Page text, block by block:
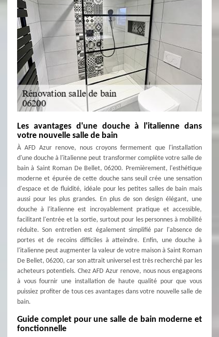
Les avantages d'une douche à l'italienne dans
votre nouvelle salle de bain
À AFD Azur renove, nous croyons fermement que l'installation
d'une douche à l'italienne peut transformer complète votre salle de
bain à Saint Roman De Bellet, 06200. Premièrement, l'esthétique
moderne et épurée de cette douche sans seuil crée une sensation
d'espace et de fluidité, idéale pour les petites salles de bain mais
aussi pour les plus grandes. En plus de son design élégant, une
douche à l'italienne est incroyablement pratique et accessible,
facilitant l'entrée et la sortie, surtout pour les personnes à mobilité
réduite. Son entretien est également simplifié par l'absence de
portes et de recoins difficiles à atteindre. Enfin, une douche à
l'italienne peut augmenter la valeur de votre maison à Saint Roman
De Bellet, 06200, car son attrait universel est très recherché par les
acheteurs potentiels. Chez AFD Azur renove, nous nous engageons
à vous fournir une installation de haute qualité pour que vous
puissiez profiter de tous ces avantages dans votre nouvelle salle de
bain.
Guide complet pour une salle de bain moderne et
fonctionnelle